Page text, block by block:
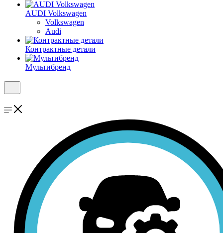
AUDI Volkswagen
Volkswagen
Audi
Контрактные детали
Мультибренд